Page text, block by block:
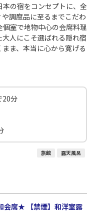
の宿をコンセプトに、全
調度品に至るまでこだわ
室で地物中心の会席料理
人にこそ選ばれる隠れ宿
ま、本当に心から寛げる
20分
旅館 露天風呂
席★ 【禁煙】和洋室露